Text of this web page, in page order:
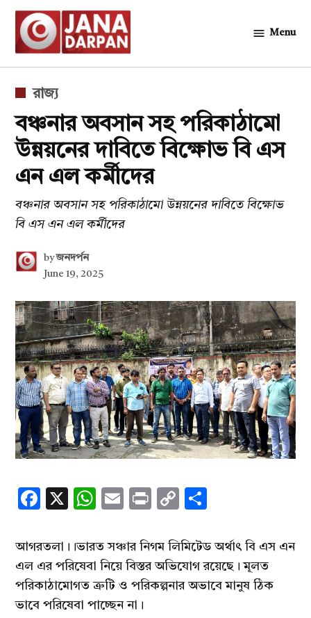
Skip
content
Menu
POSTED
রাজ্য
বঞ্চনার অবসান সহ পরিকাঠামো
উন্নয়নের দাবিতে বিক্ষোভ বি এস
এন এল কর্মীদের
বঞ্চনার অবসান সহ পরিকাঠামো উন্নয়নের দাবিতে বিক্ষোভ
বি এস এন এল কর্মীদের
by জনদর্পন
June 19, 2025
Facebook
X WhatsApp
EmailPrintCopy
আগরতলা।।ভারত সঞ্চার নিগম লিমিটেড অর্থাৎ বি এস এন
এল এর পরিষেবা নিয়ে বিস্তর অভিযোগ রয়েছে। মূলত
পরিকাঠামোগত ত্রুটি ও পরিকল্পনার অভাবে মানুষ ঠিক
ভাবে পরিষেবা পাচ্ছেন না।